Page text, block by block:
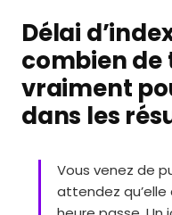
Délai
combien
vraiment
dans les
Vous venez de
attendez qu’elle